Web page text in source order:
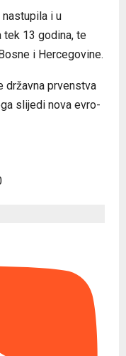
i u
tek 13 godina, te
i Hercegovine.
državna prvenstva
slijedi nova evro-